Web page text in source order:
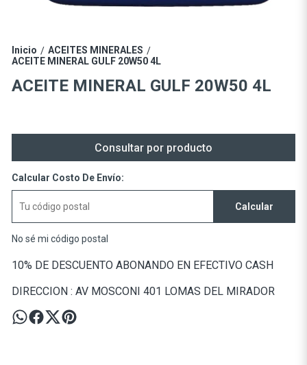
Inicio / ACEITES MINERALES /
ACEITE MINERAL GULF 20W50 4L
ACEITE MINERAL GULF 20W50 4L
Consultar por producto
Calcular Costo De Envío:
Calcular
No sé mi código postal
10% DE DESCUENTO ABONANDO EN EFECTIVO CASH
DIRECCION : AV MOSCONI 401 LOMAS DEL MIRADOR